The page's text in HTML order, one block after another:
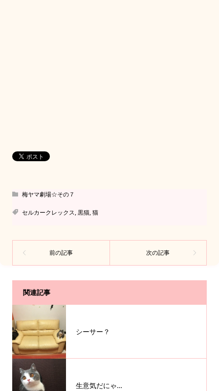
梅ヤマ劇場☆その７
セルカークレックス,黒猫,猫
関連記事
シーサー？
生意気だにゃ…